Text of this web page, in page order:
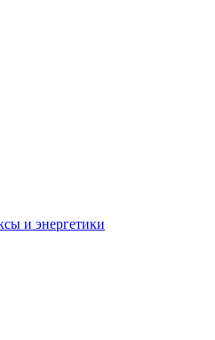
и энергетики